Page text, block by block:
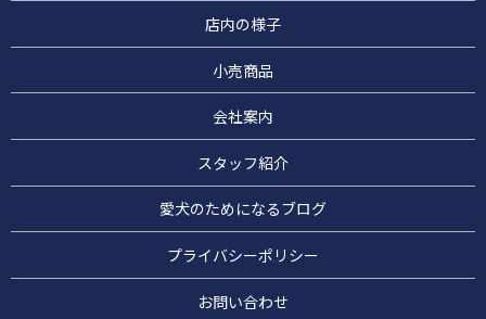
店内の様子
小売商品
会社案内
スタッフ紹介
愛犬のためになるブログ
プライバシーポリシー
お問い合わせ